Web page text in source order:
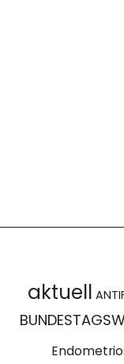
aktuell